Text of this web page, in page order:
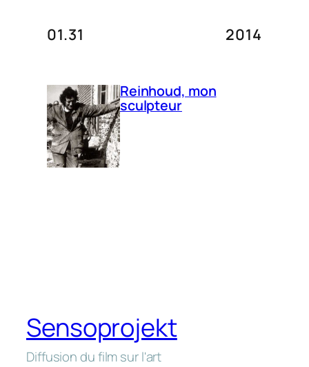
01.31 2014
Reinhoud, mon
sculpteur
Sensoprojekt
Diffusion du film sur l'art